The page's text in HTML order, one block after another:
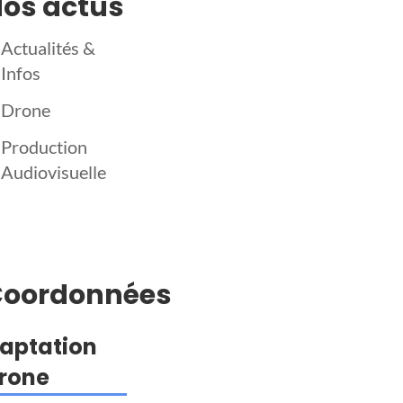
Actualités &
Infos
Drone
Production
Audiovisuelle